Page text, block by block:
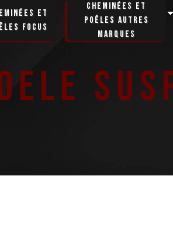
et
Focus
Cheminées et
poêles autres
marques